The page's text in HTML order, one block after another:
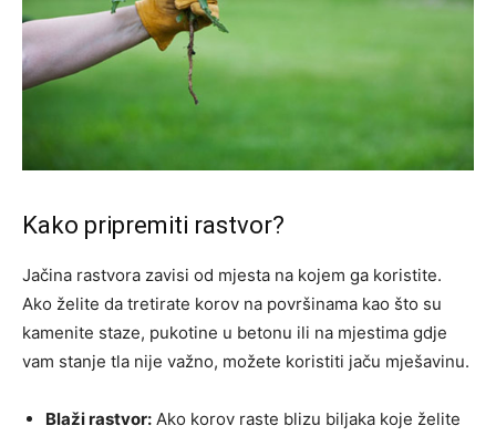
Kako pripremiti rastvor?
Jačina rastvora zavisi od mjesta na kojem ga koristite.
Ako želite da tretirate korov na površinama kao što su
kamenite staze, pukotine u betonu ili na mjestima gdje
vam stanje tla nije važno, možete koristiti jaču mješavinu.
Blaži rastvor: Ako korov raste blizu biljaka koje želite